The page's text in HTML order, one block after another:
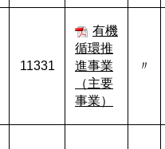
11331
有機
循環推
進事業
（主要
事業）
〃